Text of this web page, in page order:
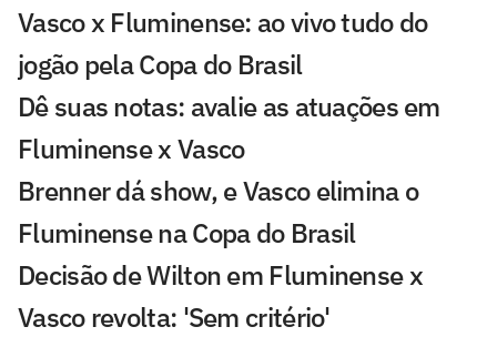
Vasco x Fluminense: ao vivo tudo do
jogão pela Copa do Brasil
Dê suas notas: avalie as atuações em
Fluminense x Vasco
Brenner dá show, e Vasco elimina o
Fluminense na Copa do Brasil
Decisão de Wilton em Fluminense x
Vasco revolta: 'Sem critério'